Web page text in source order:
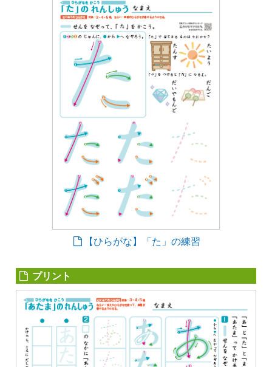
【ひらがな】「た」の練習
プリント